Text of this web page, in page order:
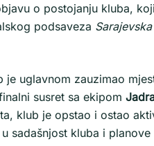
o postojanju kluba,
podsaveza
uglavnom zauzimao
susret sa ekipom
klub je opstao i ostao
sadašnjost kluba i planove